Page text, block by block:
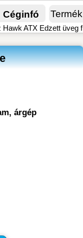
Céginfó
ATX Edzett üveg f
árgép